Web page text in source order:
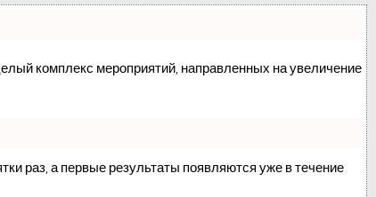
комплекс мероприятий, направленных на увеличение
раз, а первые результаты появляются уже в течение